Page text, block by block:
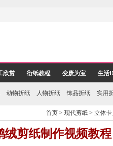
欣赏 衍纸教程 变废为宝 生活
动物折纸 人物折纸 饰品折纸 实用
首页 >现代剪纸 >立体
绒剪纸制作视频教程